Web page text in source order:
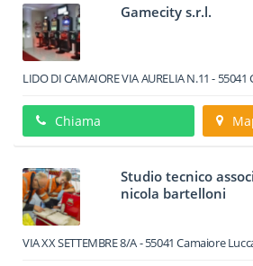
Gamecity s.r.l.
LIDO DI CAMAIORE VIA AURELIA N.11 - 55041
Chiama
Studio tecnico
nicola bartelloni
VIA XX SETTEMBRE 8/A-55041 Camaiore